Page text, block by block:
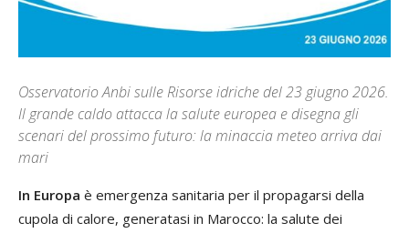
Osservatorio Anbi sulle Risorse idriche del 23 giugno 2026.
Il grande caldo attacca la salute europea e disegna gli
scenari del prossimo futuro: la minaccia meteo arriva dai
mari
In Europa è emergenza sanitaria per il propagarsi della
cupola di calore, generatasi in Marocco: la salute dei